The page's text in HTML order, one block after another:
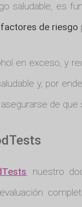
saludable, es
de riesgo
en exceso, y
y, por
de que
, nuestro